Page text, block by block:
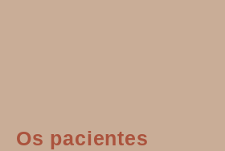
Os pacientes